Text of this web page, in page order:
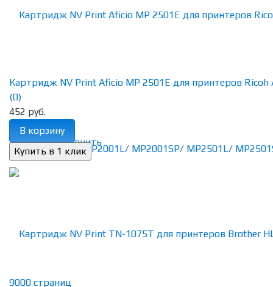
избранное сравнить
Картридж NV Print Aficio MP 2501E для принтеров Ricoh
(0)
452 руб.
В корзину